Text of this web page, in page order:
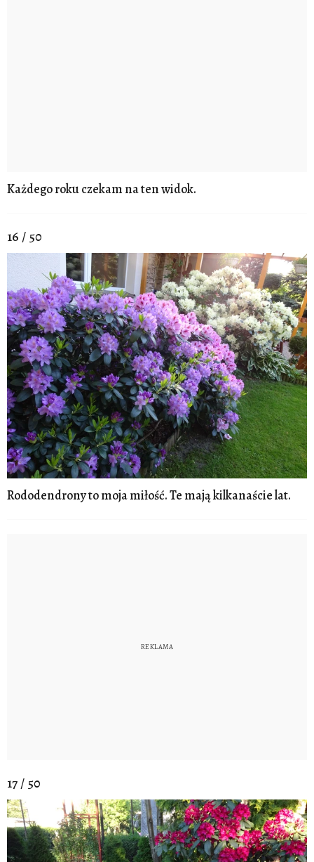
Każdego roku czekam na ten widok.
16 / 50
Rododendrony to moja miłość. Te mają kilkanaście lat.
17 / 50